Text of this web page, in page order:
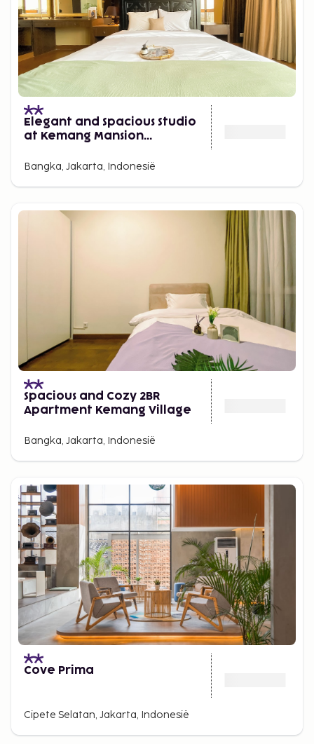
Elegant and Spacious Studio
at Kemang Mansion
Bangka, Jakarta, Indonesië
Spacious and Cozy 2BR
Apartment Kemang Village
Bangka, Jakarta, Indonesië
Cove Prima
Cipete Selatan, Jakarta, Indonesië